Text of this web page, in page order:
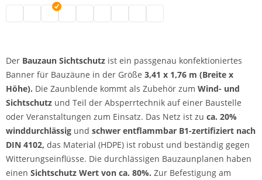
Bauzaun Sichtschutz | grau
Bauzaun Sichtschutz | schwarz
Bauzaun Sichtschutz | weiß
Bauzaun Sichtschutz | blau
Der Bauzaun Sichtschutz ist ein passgenau konfektioniertes
Banner für Bauzäune in der Größe 3,41 x 1,76 m (Breite x
Höhe). Die Zaunblende kommt als Zubehör zum Wind- und
Sichtschutz und Teil der Absperrtechnik auf einer Baustelle
oder Veranstaltungen zum Einsatz. Das Netz ist zu ca. 20%
winddurchlässig und schwer entflammbar B1-zertifiziert nach
DIN 4102, das Material (HDPE) ist robust und beständig gegen
Witterungseinflüsse. Die durchlässigen Bauzaunplanen haben
einen Sichtschutz Wert von ca. 80%. Zur Befestigung am